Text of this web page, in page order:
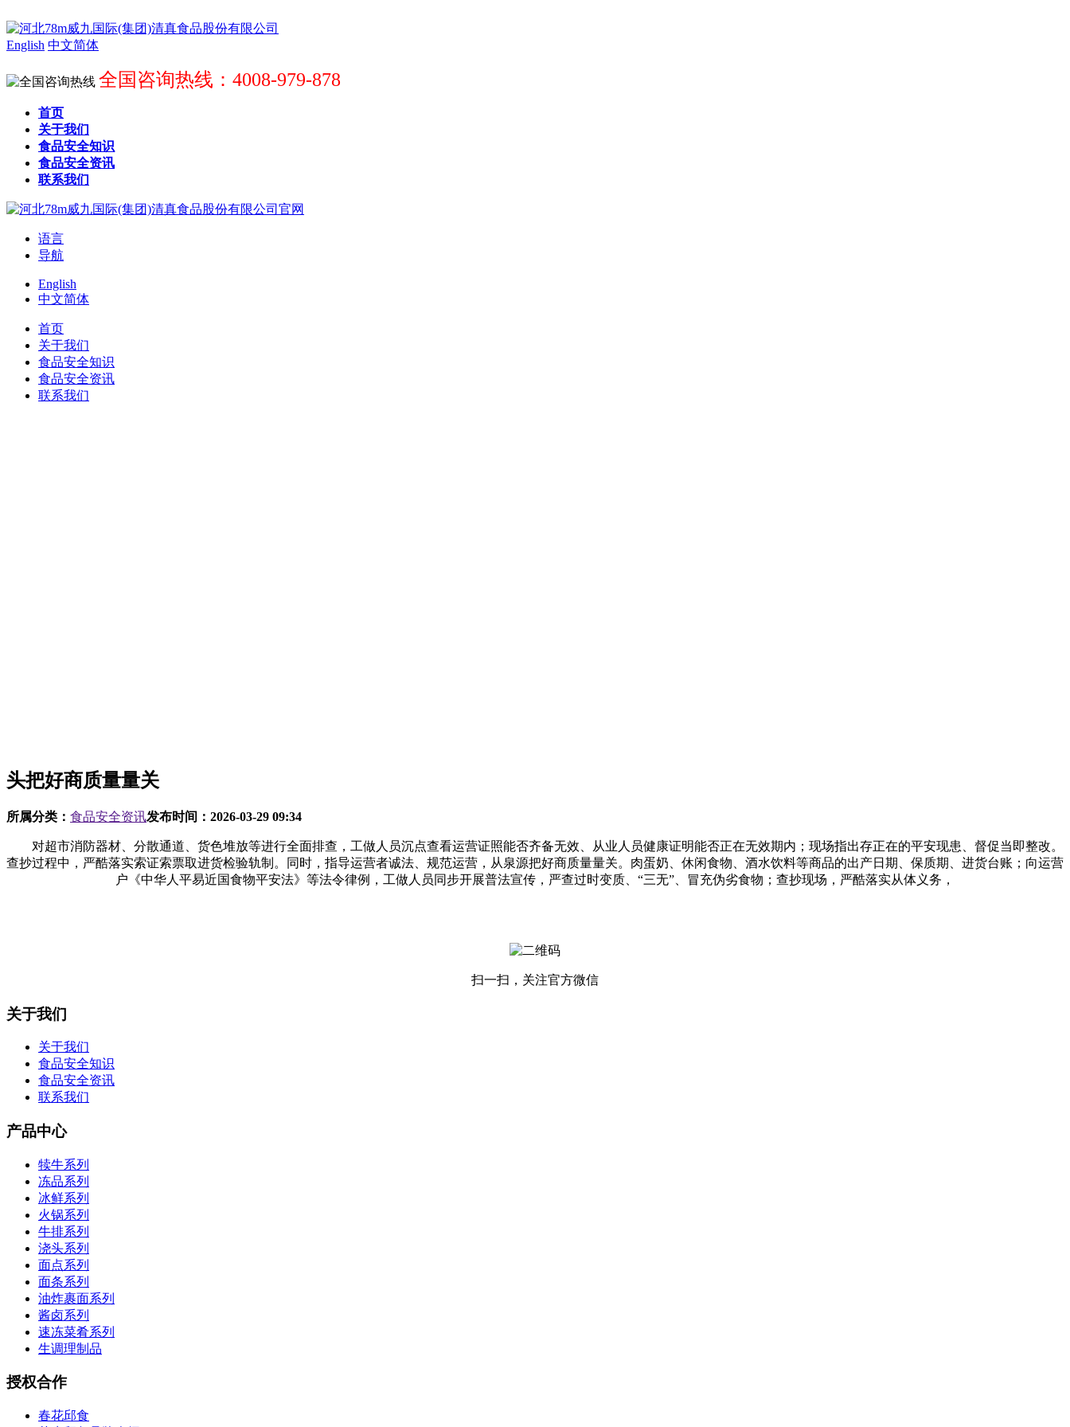
English 中文简体
全国咨询热线：4008-979-878
首页
关于我们
食品安全知识
食品安全资讯
联系我们
语言
导航
English
中文简体
首页
关于我们
食品安全知识
食品安全资讯
联系我们
头把好商质量量关
所属分类： 食品安全资讯发布时间： 2026-03-29 09:34
对超市消防器材、分散通道、货色堆放等进行全面排查，工做人员沉点查看运营证照能否齐备无效、从业人员健康证明能否正在无效期内；现场指出存正在的平安现患、督促当即整改。
查抄过程中，严酷落实索证索票取进货检验轨制。同时，指导运营者诚法、规范运营，从泉源把好商质量量关。肉蛋奶、休闲食物、酒水饮料等商品的出产日期、保质期、进货台账；向运营
户《中华人平易近国食物平安法》等法令律例，工做人员同步开展普法宣传，严查过时变质、“三无”、冒充伪劣食物；查抄现场，严酷落实从体义务，
扫一扫，关注官方微信
关于我们
关于我们
食品安全知识
食品安全资讯
联系我们
产品中心
犊牛系列
冻品系列
冰鲜系列
火锅系列
牛排系列
浇头系列
面点系列
面条系列
油炸裹面系列
酱卤系列
速冻菜肴系列
生调理制品
授权合作
春花邱食